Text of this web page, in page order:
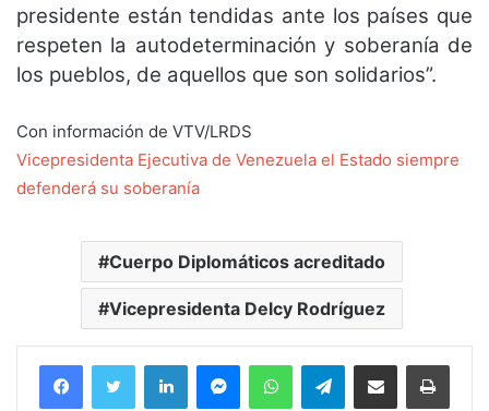
presidente están tendidas ante los países que
respeten la autodeterminación y soberanía de
los pueblos, de aquellos que son solidarios”.
Con información de VTV/LRDS
Vicepresidenta Ejecutiva de Venezuela el Estado siempre
defenderá su soberanía
Cuerpo Diplomáticos acreditado
Vicepresidenta Delcy Rodríguez
FacebookTwitter LinkedInMessengerWhatsAppTelegramCompartir por correo electrónico